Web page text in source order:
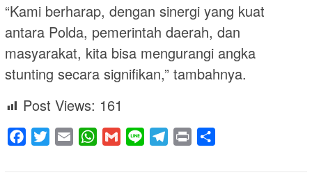
“Kami berharap, dengan sinergi yang kuat
antara Polda, pemerintah daerah, dan
masyarakat, kita bisa mengurangi angka
stunting secara signifikan,” tambahnya.
Post Views: 161
Facebook
Twitter Email WhatsApp
Gmail Line Telegram
Print